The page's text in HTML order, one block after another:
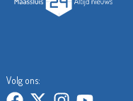
Volg ons: